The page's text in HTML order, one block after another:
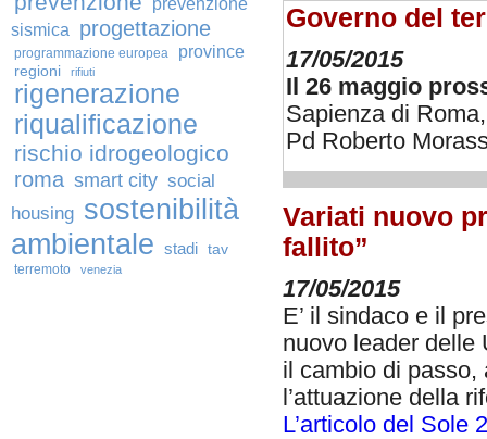
sismica
progettazione
programmazione europea province
regioni rifiuti
rigenerazione
riqualificazione
rischio idrogeologico
roma smart city social
housing sostenibilità
ambientale stadi tav
terremoto venezia
Governo del
17/05/2015
Il 26 maggio
Sapienza di
Pd Roberto
Variati nuovo
fallito”
17/05/2015
E’ il sindaco e il
nuovo leader delle
il cambio di passo,
l’attuazione della
L’articolo del Sole